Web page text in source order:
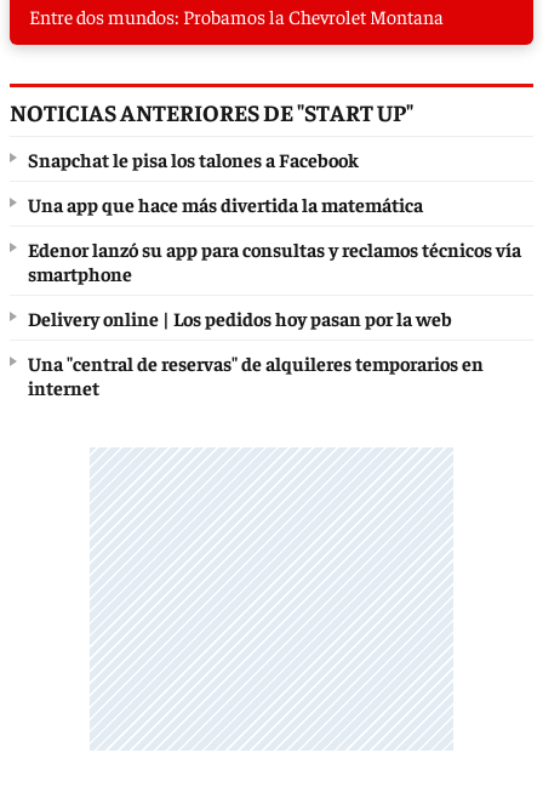
Entre dos mundos: Probamos la Chevrolet Montana
NOTICIAS ANTERIORES DE "START UP"
Snapchat le pisa los talones a Facebook
Una app que hace más divertida la matemática
Edenor lanzó su app para consultas y reclamos técnicos vía
smartphone
Delivery online | Los pedidos hoy pasan por la web
Una "central de reservas" de alquileres temporarios en
internet